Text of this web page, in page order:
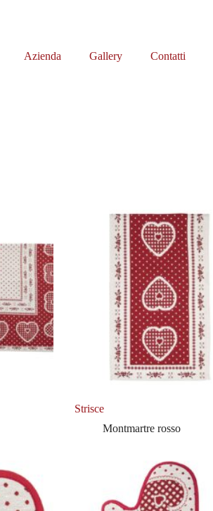
Azienda Gallery Contatti
Strisce
Montmartre rosso